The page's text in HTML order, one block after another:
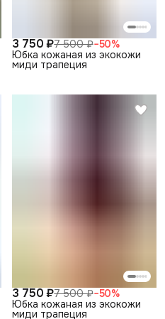
3 750 ₽7 500 ₽−50%
Юбка кожаная из экокожи
миди трапеция
3 750 ₽7 500 ₽−50%
Юбка кожаная из экокожи
миди трапеция